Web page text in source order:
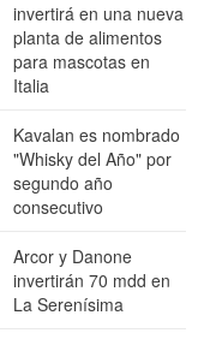
invertirá en una nueva
planta de alimentos
para mascotas en
Italia
Kavalan es nombrado
"Whisky del Año" por
segundo año
consecutivo
Arcor y Danone
invertirán 70 mdd en
La Serenísima